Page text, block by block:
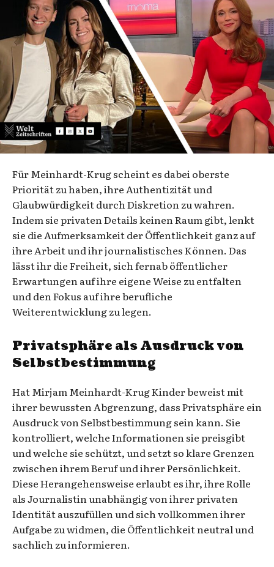
Für Meinhardt-Krug scheint es dabei oberste
Priorität zu haben, ihre Authentizität und
Glaubwürdigkeit durch Diskretion zu wahren.
Indem sie privaten Details keinen Raum gibt, lenkt
sie die Aufmerksamkeit der Öffentlichkeit ganz auf
ihre Arbeit und ihr journalistisches Können. Das
lässt ihr die Freiheit, sich fernab öffentlicher
Erwartungen auf ihre eigene Weise zu entfalten
und den Fokus auf ihre berufliche
Weiterentwicklung zu legen.
Privatsphäre als Ausdruck von
Selbstbestimmung
Hat Mirjam Meinhardt-Krug Kinder beweist mit
ihrer bewussten Abgrenzung, dass Privatsphäre ein
Ausdruck von Selbstbestimmung sein kann. Sie
kontrolliert, welche Informationen sie preisgibt
und welche sie schützt, und setzt so klare Grenzen
zwischen ihrem Beruf und ihrer Persönlichkeit.
Diese Herangehensweise erlaubt es ihr, ihre Rolle
als Journalistin unabhängig von ihrer privaten
Identität auszufüllen und sich vollkommen ihrer
Aufgabe zu widmen, die Öffentlichkeit neutral und
sachlich zu informieren.